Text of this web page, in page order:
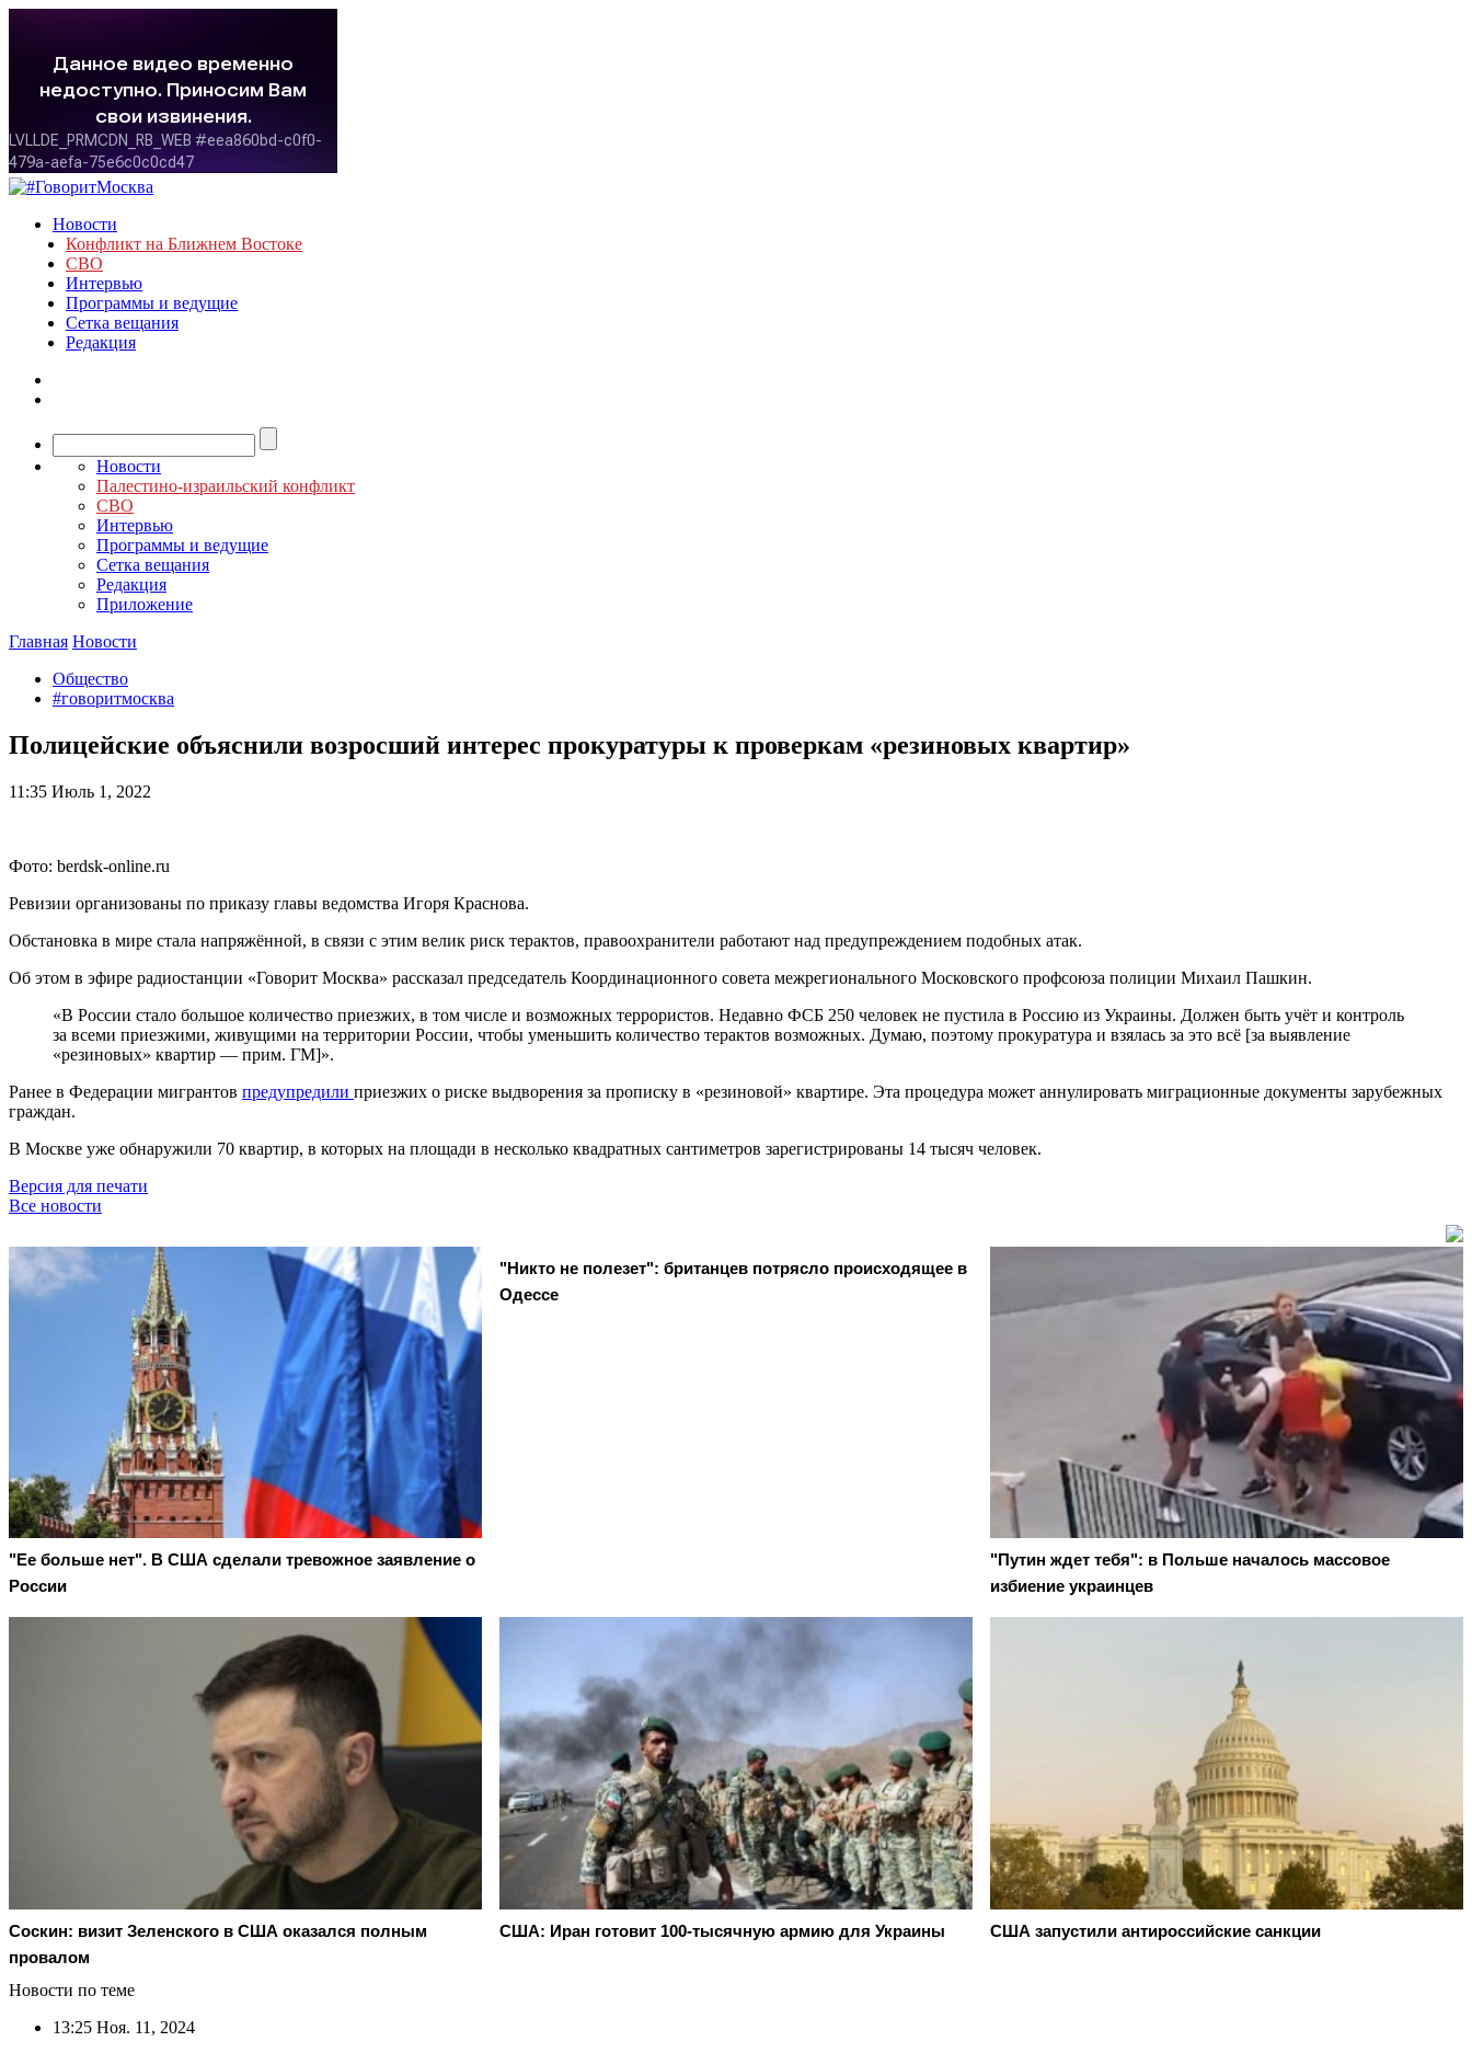
Новости
Конфликт на Ближнем Востоке
СВО
Интервью
Программы и ведущие
Сетка вещания
Редакция
Новости
Палестино-израильский конфликт
СВО
Интервью
Программы и ведущие
Сетка вещания
Редакция
Приложение
Главная Новости
Общество
#говоритмосква
Полицейские объяснили возросший интерес прокуратуры к проверкам «резиновых квартир»
11:35 Июль 1, 2022
Фото: berdsk-online.ru
Ревизии организованы по приказу главы ведомства Игоря Краснова.
Обстановка в мире стала напряжённой, в связи с этим велик риск терактов, правоохранители работают над предупреждением подобных атак.
Об этом в эфире радиостанции «Говорит Москва» рассказал председатель Координационного совета межрегионального Московского профсоюза полиции Михаил Пашкин.
«В России стало большое количество приезжих, в том числе и возможных террористов. Недавно ФСБ 250 человек не пустила в Россию из Украины. Должен быть учёт и контроль
за всеми приезжими, живущими на территории России, чтобы уменьшить количество терактов возможных. Думаю, поэтому прокуратура и взялась за это всё [за выявление
«резиновых» квартир — прим. ГМ]».
Ранее в Федерации мигрантов предупредили приезжих о риске выдворения за прописку в «резиновой» квартире. Эта процедура может аннулировать миграционные документы зарубежных
граждан.
В Москве уже обнаружили 70 квартир, в которых на площади в несколько квадратных сантиметров зарегистрированы 14 тысяч человек.
Версия для печати
Все новости
"Ее больше нет". В США сделали тревожное заявление о
России
"Никто не полезет": британцев потрясло происходящее в
Одессе
"Путин ждет тебя": в Польше началось массовое
избиение украинцев
Соскин: визит Зеленского в США оказался полным
провалом
США: Иран готовит 100-тысячную армию для Украины США запустили антироссийские санкции
Новости по теме
13:25 Ноя. 11, 2024